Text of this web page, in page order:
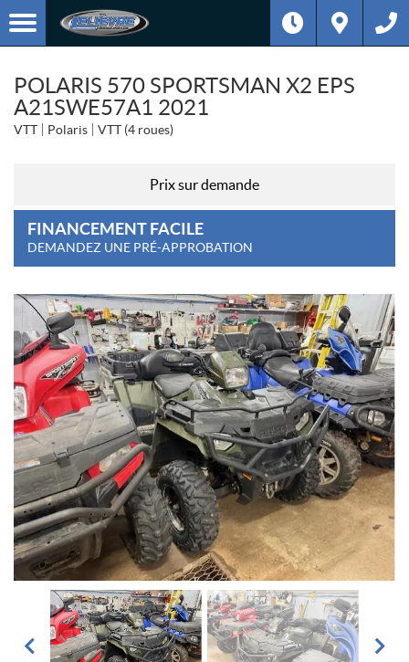
POLARIS 570 SPORTSMAN X2 EPS
A21SWE57A1 2021
VTT Polaris VTT (4 roues)
Prix sur demande
FINANCEMENT FACILE
DEMANDEZ UNE PRÉ-APPROBATION